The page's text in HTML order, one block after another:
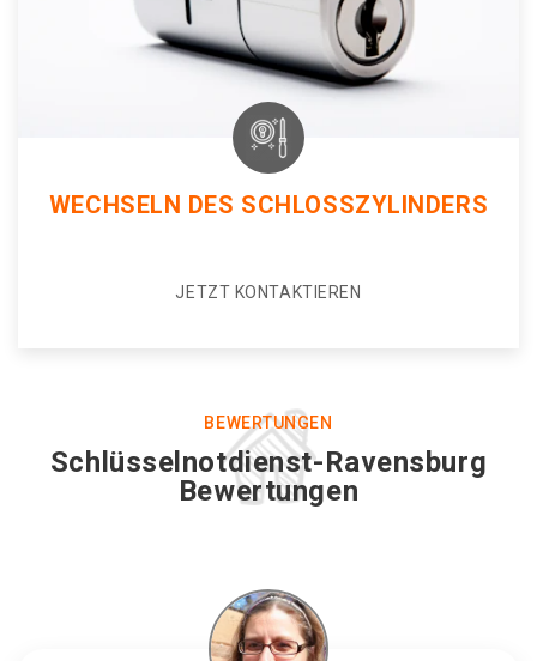
WECHSELN DES SCHLOSSZYLINDERS
JETZT KONTAKTIEREN
BEWERTUNGEN
Schlüsselnotdienst-Ravensburg
Bewertungen